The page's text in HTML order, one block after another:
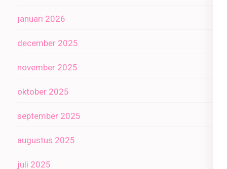
januari 2026
december 2025
november 2025
oktober 2025
september 2025
augustus 2025
juli 2025